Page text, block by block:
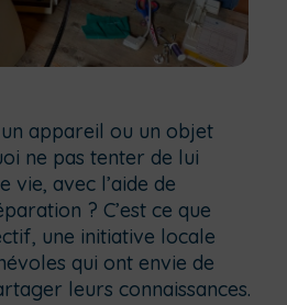
appareil ou un objet
ne pas tenter de lui
vie, avec l’aide de
? C’est ce que
une initiative locale
qui ont envie de
leurs connaissances.